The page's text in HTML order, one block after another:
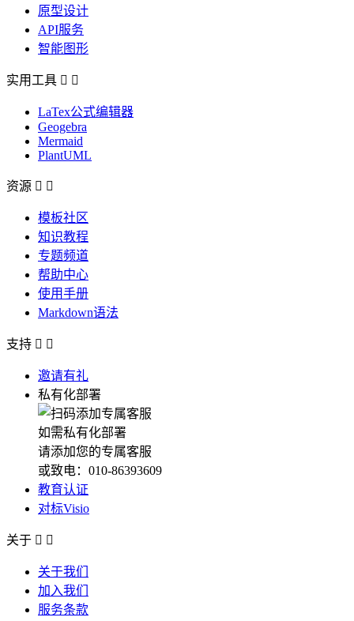
原型设计
API服务
智能图形
实用工具  
LaTex公式编辑器
Geogebra
Mermaid
PlantUML
资源  
模板社区
知识教程
专题频道
帮助中心
使用手册
Markdown语法
支持  
邀请有礼
私有化部署
如需私有化部署
请添加您的专属客服
或致电：010-86393609
教育认证
对标Visio
关于  
关于我们
加入我们
服务条款